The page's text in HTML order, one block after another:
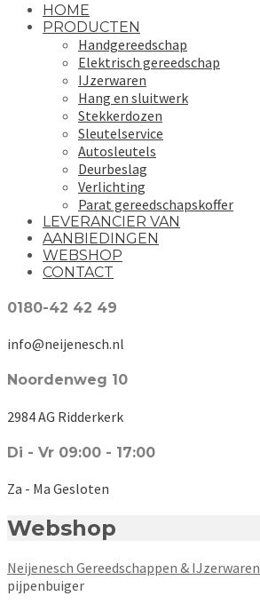
HOME
PRODUCTEN
Handgereedschap
Elektrisch gereedschap
IJzerwaren
Hang en sluitwerk
Stekkerdozen
Sleutelservice
Autosleutels
Deurbeslag
Verlichting
Parat gereedschapskoffer
LEVERANCIER VAN
AANBIEDINGEN
WEBSHOP
CONTACT
0180-42 42 49
info@neijenesch.nl
Noordenweg 10
2984 AG Ridderkerk
Di - Vr 09:00 - 17:00
Za - Ma Gesloten
Webshop
Neijenesch Gereedschappen & IJzerwaren
pijpenbuiger